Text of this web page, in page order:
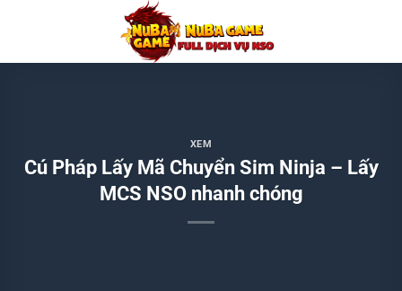
nội
XEM
Cú Pháp Lấy Mã Chuyển Sim Ninja – Lấy
MCS NSO nhanh chóng